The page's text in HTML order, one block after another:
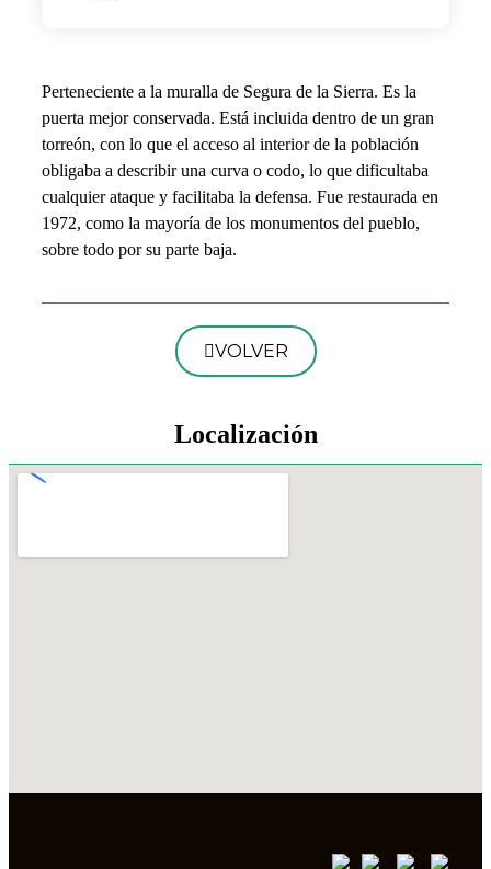
Perteneciente a la muralla de Segura de la Sierra. Es la
puerta mejor conservada. Está incluida dentro de un gran
torreón, con lo que el acceso al interior de la población
obligaba a describir una curva o codo, lo que dificultaba
cualquier ataque y facilitaba la defensa. Fue restaurada en
1972, como la mayoría de los monumentos del pueblo,
sobre todo por su parte baja.
VOLVER
Localización